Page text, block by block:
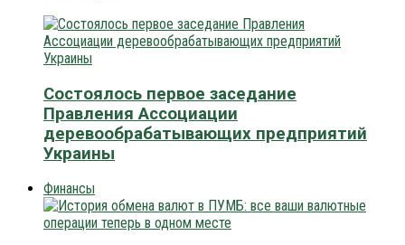
Состоялось первое заседание
Правления Ассоциации
деревообрабатывающих предприятий
Украины
Финансы